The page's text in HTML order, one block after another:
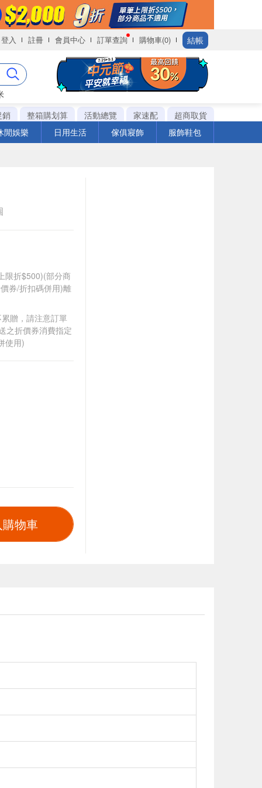
登入 註冊 會員中心 訂單查詢 購物車(0) 結帳
銷
整箱購划算 活動總覽 家速配
超商取貨
閒娛樂
日用生活 傢俱寢飾 服飾鞋包
限折$500)(部分商
券/折扣碼併用)離
贈，請注意訂單
之折價券消費指定
使用)
物車